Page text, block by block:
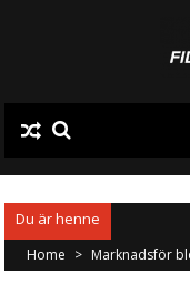
Home > Marknadsför